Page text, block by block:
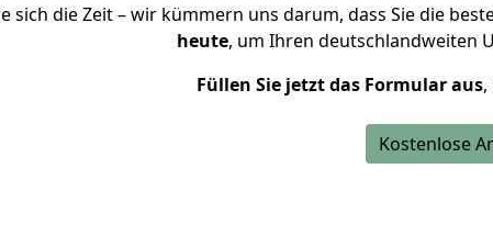
sich die Zeit – wir kümmern uns darum, dass Sie die
heute, um Ihren deutschlandweiten
Füllen Sie jetzt das Formular aus
Kostenlose